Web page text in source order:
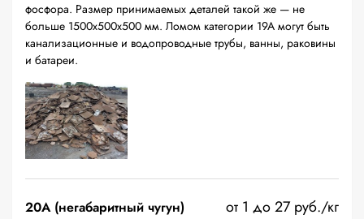
фосфора. Размер принимаемых деталей такой же — не
больше 1500х500х500 мм. Ломом категории 19А могут быть
канализационные и водопроводные трубы, ванны, раковины
и батареи.
20A (негабаритный чугун) от 1 до 27 руб./кг